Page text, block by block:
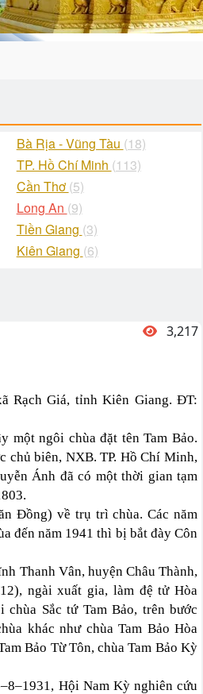
Bà Rịa - Vũng Tàu (18)
TP. Hồ Chí Minh (113)
Cần Thơ (5)
Long An (9)
Tiền Giang (3)
Kiên Giang (6)
3,217
Rạch Giá, tỉnh Kiên Giang. ĐT:
một ngôi chùa đặt tên Tam Bảo.
chủ biên, NXB. TP. Hồ Chí Minh,
Ánh đã có một thời gian tạm
Đồng) về trụ trì chùa. Các năm
đến năm 1941 thì bị bắt đày Côn
Thanh Vân, huyện Châu Thành,
ngài xuất gia, làm đệ tử Hòa
Sắc tứ Tam Bảo, trên bước
khác như chùa Tam Bảo Hòa
Bảo Từ Tôn, chùa Tam Bảo Kỳ
Hội Nam Kỳ nghiên cứu